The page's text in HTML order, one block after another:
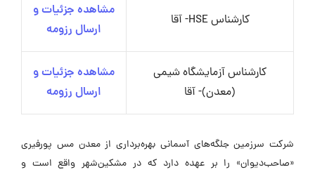
کارشناس HSE- آقا
مشاهده جزئیات و
ارسال رزومه
کارشناس آزمایشگاه شیمی
(معدن)- آقا
مشاهده جزئیات و
ارسال رزومه
شرکت سرزمین جلگه‌های آسمانی بهره‌برداری از معدن مس پورفیری
«صاحب‌دیوان» را بر عهده دارد که در مشکین‌شهر واقع است و